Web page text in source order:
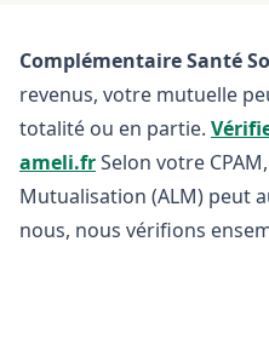
Complémentaire Santé
revenus, votre mutuelle
totalité ou en partie.
ameli.frSelon votre
Mutualisation (ALM) peut
nous, nous vérifions